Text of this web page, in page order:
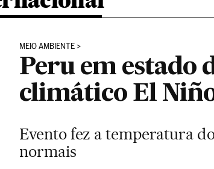
MEIO AMBIENTE
Peru em estado
climático El
Evento fez a temperatura
normais